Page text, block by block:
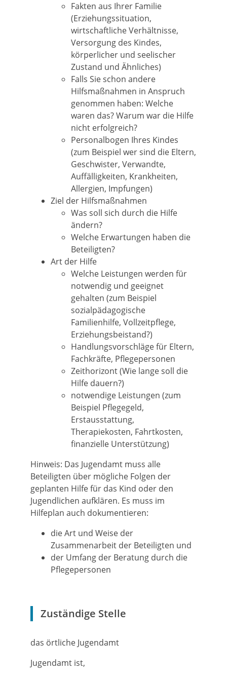
Fakten aus Ihrer Familie
(Erziehungssituation,
wirtschaftliche Verhältnisse,
Versorgung des Kindes,
körperlicher und seelischer
Zustand und Ähnliches)
Falls Sieschon andere
Hilfsmaßnahmen in Anspruch
genommen haben: Welche
waren das? Warum war die Hilfe
nicht erfolgreich?
Personalbogen Ihres Kindes
(zum Beispiel wer sind die Eltern,
Geschwister, Verwandte,
Auffälligkeiten, Krankheiten,
Allergien, Impfungen)
Ziel der Hilfsmaßnahmen
Was soll sich durch die Hilfe
ändern?
Welche Erwartungen haben die
Beteiligten?
Art der Hilfe
Welche Leistungen werden für
notwendig und geeignet
gehalten (zum Beispiel
sozialpädagogische
Familienhilfe, Vollzeitpflege,
Erziehungsbeistand?)
Handlungsvorschläge für Eltern,
Fachkräfte, Pflegepersonen
Zeithorizont (Wie lange soll die
Hilfe dauern?)
notwendige Leistungen (zum
Beispiel Pflegegeld,
Erstausstattung,
Therapiekosten, Fahrtkosten,
finanzielle Unterstützung)
Hinweis: Das Jugendamt muss alle
Beteiligten über mögliche Folgen der
geplanten Hilfe für das Kind oder den
Jugendlichen aufklären. Es muss im
Hilfeplan auch dokumentieren:
die Art und Weise der
Zusammenarbeit der Beteiligten und
der Umfang der Beratung durch die
Pflegepersonen
Zuständige Stelle
das örtliche Jugendamt
Jugendamt ist,